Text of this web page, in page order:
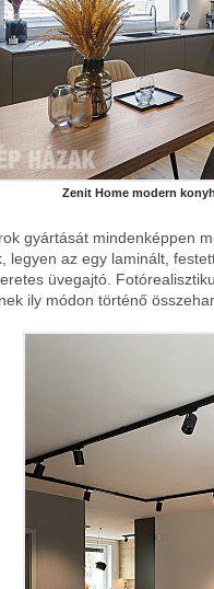
Zenit Home modern
gyártását mindenképpen
legyen az egy laminált,
üvegajtó.
ily módon történő